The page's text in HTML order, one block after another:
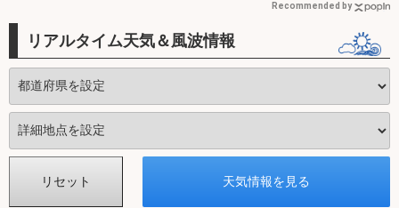
Recommended by
リアルタイム天気＆風波情報